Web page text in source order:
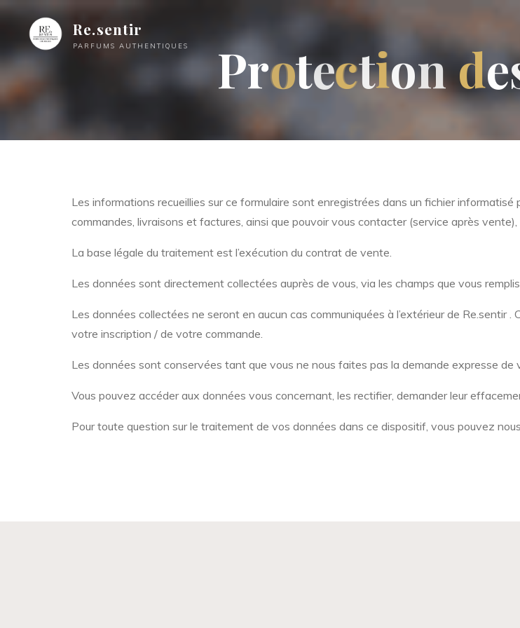
Re.sentir
PARFUMS AUTHENTIQUES Pro
otec
cti
ionde
Les informations recueillies sur ce formulaire sont enregistrées dans un fichierinformatisé
commandes, livraisons et factures, ainsi que pouvoir vous contacter (service après
La base légale du traitement est l’exécution du contrat de vente.
Les données sont directement collectées auprès de vous, via les champs que vous
Les données collectées ne seront en aucun cas communiquées à l’extérieur de Re.sentir
votre inscription / de votre commande.
Les données sont conservées tant que vous ne nous faites pas la demande expresse de
Vous pouvez accéder aux données vous concernant, les rectifier, demander leur
Pour toute question sur le traitement de vos données dans ce dispositif, vous pouvez